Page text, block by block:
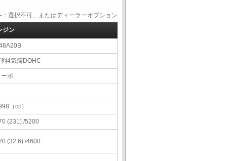
択不可、またはディーラーオプション
ジン
4気筒DOHC
ボ
（cc）
(231) /5200
(32.6) /4600